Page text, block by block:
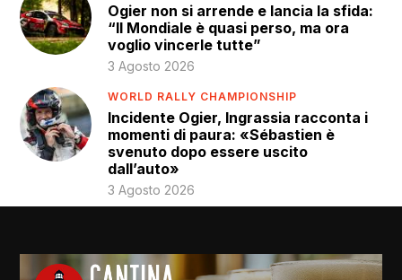
Ogier non si arrende e lancia la sfida:
“Il Mondiale è quasi perso, ma ora
voglio vincerle tutte”
3 Agosto 2026
WORLD RALLY CHAMPIONSHIP
Incidente Ogier, Ingrassia racconta i
momenti di paura: «Sébastien è
svenuto dopo essere uscito
dall’auto»
3 Agosto 2026